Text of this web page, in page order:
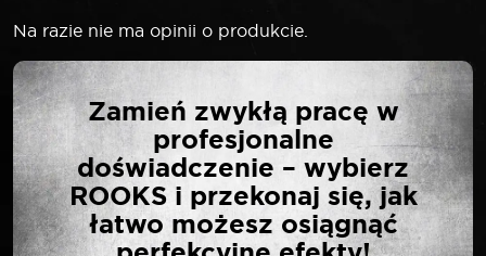
Na razie nie ma opinii o produkcie.
NAPISZ PIERWSZĄ
OPINIĘ O „ROOKS
KLUCZ PŁASKO-
OCZKOWY 14 MM”
Zamień zwykłą pracę w
profesjonalne
doświadczenie – wybierz
ROOKS i przekonaj się, jak
łatwo możesz osiągnąć